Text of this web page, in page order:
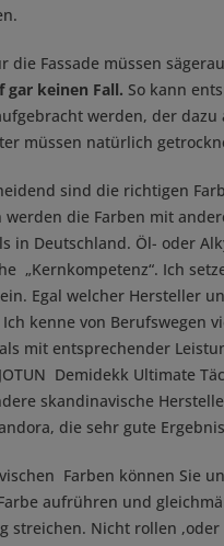
die Fassade müssen
gar keinen Fall. So kann
werden, der dazu
müssen natürlich
sind die richtigen
werden die Farben mit
in Deutschland. Öl- oder
„Kernkompetenz“. Ich
Egal welcher Hersteller
kenne von Berufswegen
mit entsprechender
Demidekk Ultimate
skandinavische
die sehr gute
Farben können Sie
aufrühren und
streichen. Nicht rollen